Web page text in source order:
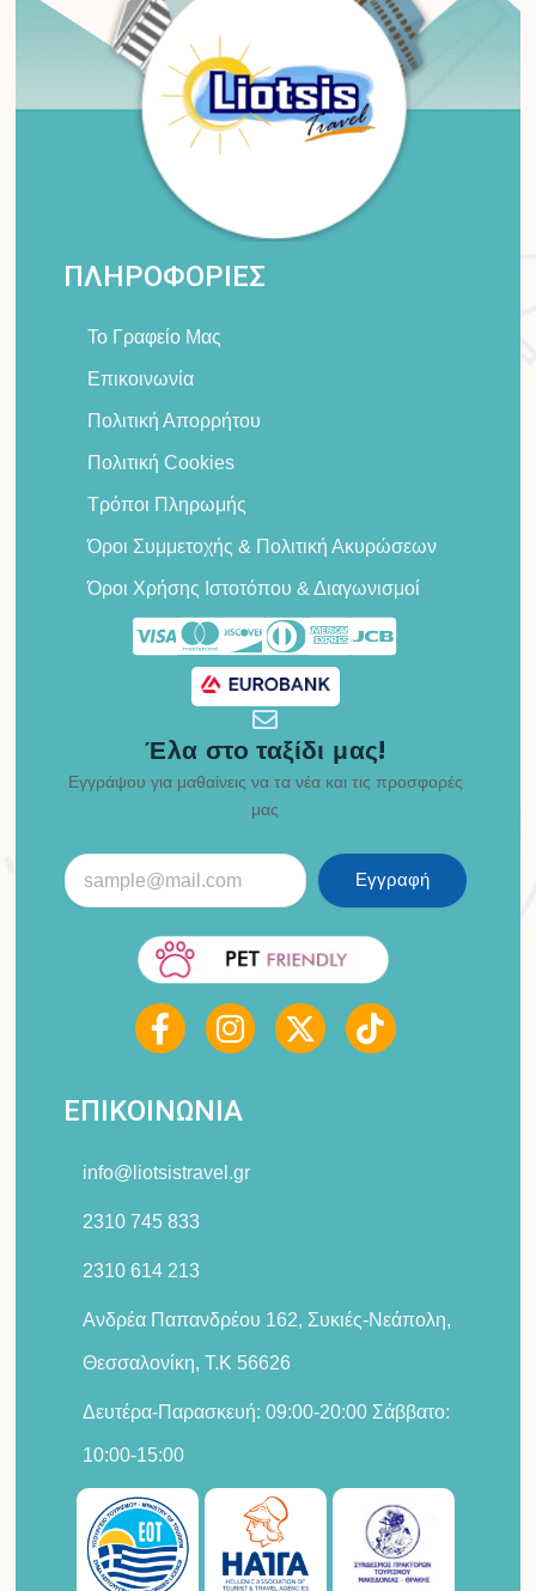
ΠΛΗΡΟΦΟΡΙΕΣ
Το Γραφείο Μας
Επικοινωνία
Πολιτική Απορρήτου
Πολιτική Cookies
Τρόποι Πληρωμής
Όροι Συμμετοχής & Πολιτική Ακυρώσεων
Όροι Χρήσης Ιστοτόπου & Διαγωνισμοί
Έλα στο ταξίδι μας!
Εγγράψου για μαθαίνεις να τα νέα και τις προσφορές
μας
Εγγραφή
F
a
c
e
b
o
o
k
f
I
n
s
t
a
r
X
-
t
T
i
k
ΕΠΙΚΟΙΝΩΝΙΑ
info@liotsistravel.gr
2310 745 833
2310 614 213
Ανδρέα Παπανδρέου 162, Συκιές-Νεάπολη,
Θεσσαλονίκη, Τ.Κ 56626
Δευτέρα-Παρασκευή: 09:00-20:00 Σάββατο:
10:00-15:00